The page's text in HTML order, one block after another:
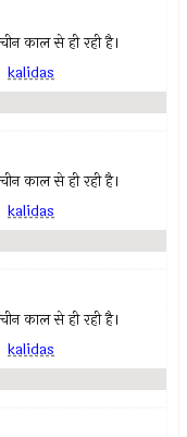
काल से ही रही है।
kalidas
काल से ही रही है।
kalidas
काल से ही रही है।
kalidas